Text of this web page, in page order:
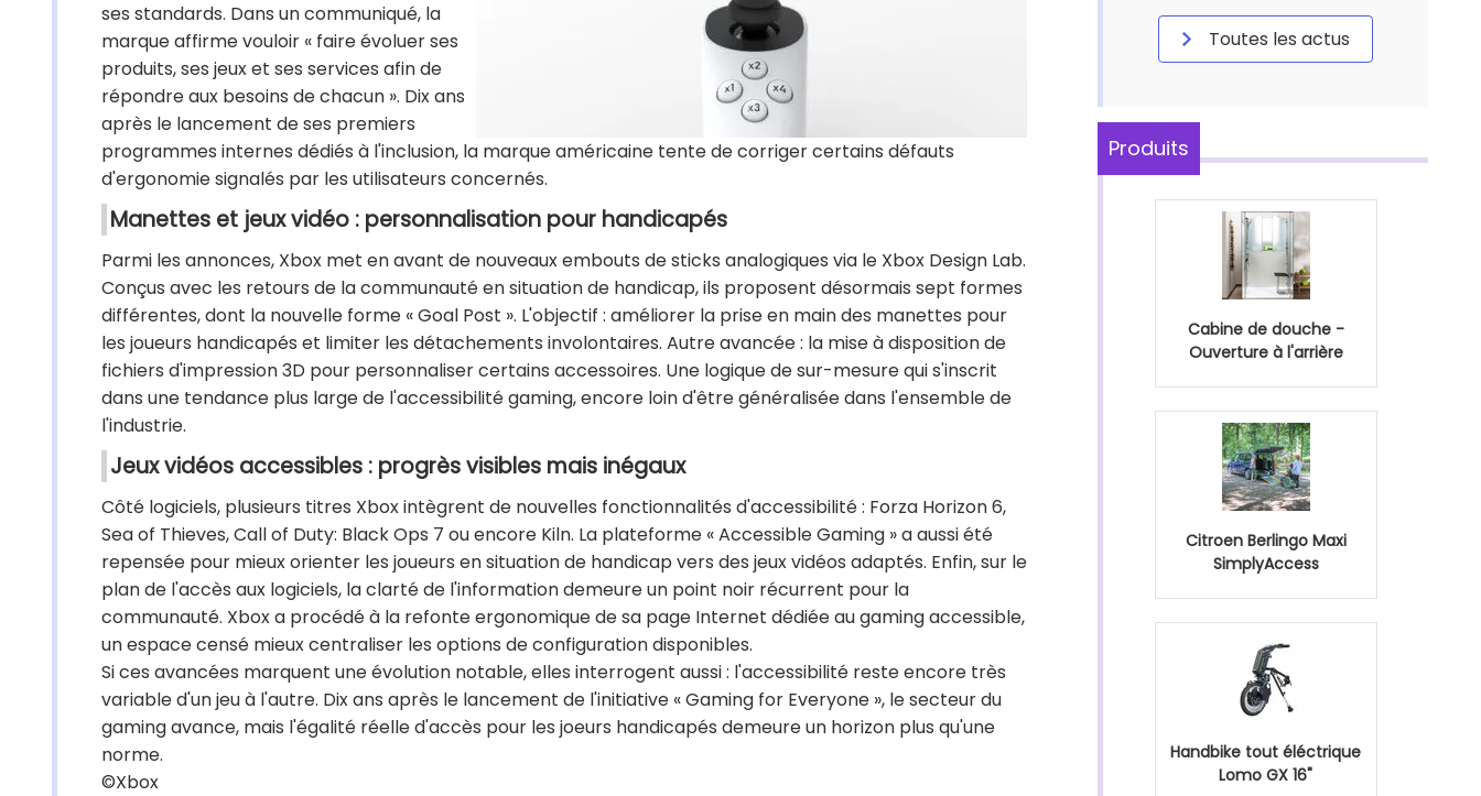
ses standards. Dans un communiqué, la
marque affirme vouloir « faire évoluer ses
produits, ses jeux et ses services afin de
répondre aux besoins de chacun ». Dix ans
après le lancement de ses premiers
programmes internes dédiés à l'inclusion, la marque américaine tente de corriger certains défauts
d'ergonomie signalés par les utilisateurs concernés.
Manettes et jeux vidéo : personnalisation pour handicapés
Parmi les annonces, Xbox met en avant de nouveaux embouts de sticks analogiques via le Xbox Design Lab.
Conçus avec les retours de la communauté en situation de handicap, ils proposent désormais sept formes
différentes, dont la nouvelle forme « Goal Post ». L'objectif : améliorer la prise en main des manettes pour
les joueurs handicapés et limiter les détachements involontaires. Autre avancée : la mise à disposition de
fichiers d'impression 3D pour personnaliser certains accessoires. Une logique de sur-mesure qui s'inscrit
dans une tendance plus large de l'accessibilité gaming, encore loin d'être généralisée dans l'ensemble de
l'industrie.
Jeux vidéos accessibles : progrès visibles mais inégaux
Côté logiciels, plusieurs titres Xbox intègrent de nouvelles fonctionnalités d'accessibilité : Forza Horizon 6,
Sea of Thieves, Call of Duty: Black Ops 7 ou encore Kiln. La plateforme « Accessible Gaming » a aussi été
repensée pour mieux orienter les joueurs en situation de handicap vers des jeux vidéos adaptés. Enfin, sur le
plan de l'accès aux logiciels, la clarté de l'information demeure un point noir récurrent pour la
communauté. Xbox a procédé à la refonte ergonomique de sa page Internet dédiée au gaming accessible,
un espace censé mieux centraliser les options de configuration disponibles.
Si ces avancées marquent une évolution notable, elles interrogent aussi : l'accessibilité reste encore très
variable d'un jeu à l'autre. Dix ans après le lancement de l'initiative « Gaming for Everyone », le secteur du
gaming avance, mais l'égalité réelle d'accès pour les joeurs handicapés demeure un horizon plus qu'une
norme.
©Xbox
Toutes les actus
Produits
Cabine de douche -
Ouverture à l'arrière
Citroen Berlingo Maxi
SimplyAccess
Handbike tout éléctrique
Lomo GX 16"